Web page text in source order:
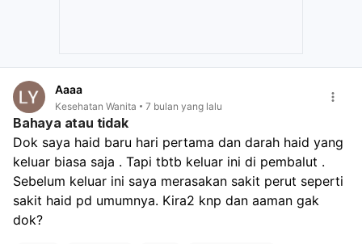
Aaaa
Kesehatan Wanita 7 bulan yang lalu
Bahaya atau tidak
Dok saya haid baru hari pertama dan darah haid yang
keluar biasa saja . Tapi tbtb keluar ini di pembalut .
Sebelum keluar ini saya merasakan sakit perut seperti
sakit haid pd umumnya. Kira2 knp dan aaman gak
dok?